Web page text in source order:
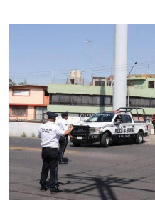
TLAXCALA